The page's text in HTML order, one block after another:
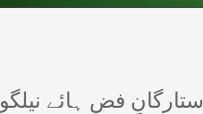
ستارگانِ فض ہائے